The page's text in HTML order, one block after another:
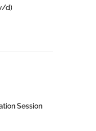
d)
Session